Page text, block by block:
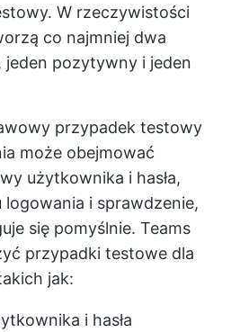
W rzeczywistości
co najmniej dwa
pozytywny i jeden
przypadek testowy
może obejmować
użytkownika i hasła,
i sprawdzenie,
się pomyślnie. Teams
przypadki testowe dla
jak:
i hasła